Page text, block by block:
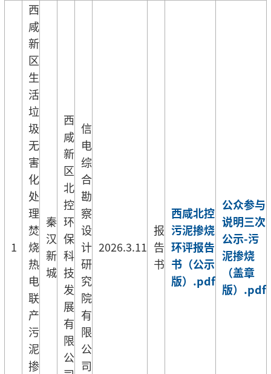
1
西
咸
新
区
生
活
垃
圾
无
害
化
处
理
焚
烧
热
电
联
产
污
泥
掺
秦
汉
新
城
西
咸
新
区
北
控
环
保
科
技
发
展
有
限
公
信
电
综
合
勘
察
设
计
研
究
院
有
限
公
司
2026.3.11
报
告
书
西咸北控
污泥掺烧
环评报告
书（公示
版）.pdf
公众参与
说明三次
公示-污
泥掺烧
（盖章
版）.pdf